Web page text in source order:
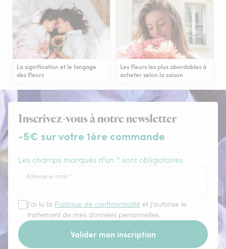
La signification et le langage
des fleurs
Les fleurs les plus abordables à
acheter selon la saison
Inscrivez-vous à notre newsletter
-5€ sur votre 1ère commande
Les champs marqués d'un * sont obligatoires.
Adresse e-mail *
J'ai lu la Politique de confidentialité et j'autorise le
traitement de mes données personnelles.
Valider mon inscription